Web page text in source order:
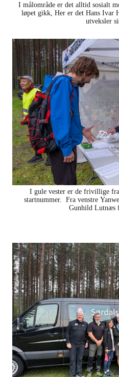
I målområde er det alltid sosialt
løpet gikk, Her er det Hans Ivar
utveksler
I gule vester er de frivillige fra
startnummer. Fra venstre
Gunhild Lutnæs